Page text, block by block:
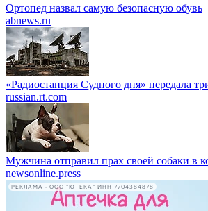
Ортопед назвал самую безопасную обувь
abnews.ru
«Радиостанция Судного дня» передала
russian.rt.com
Мужчина отправил прах своей собаки в
newsonline.press
РЕКЛАМА • ООО "ЮТЕКА" ИНН 7704384878